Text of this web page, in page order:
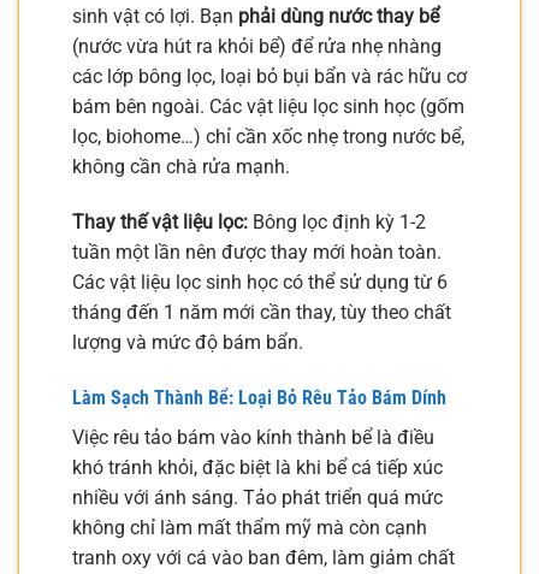
sinh vật có lợi. Bạn phải dùng nước thay bể
(nước vừa hút ra khỏi bể) để rửa nhẹ nhàng
các lớp bông lọc, loại bỏ bụi bẩn và rác hữu cơ
bám bên ngoài. Các vật liệu lọc sinh học (gốm
lọc, biohome…) chỉ cần xốc nhẹ trong nước bể,
không cần chà rửa mạnh.
Thay thế vật liệu lọc: Bông lọc định kỳ 1-2
tuần một lần nên được thay mới hoàn toàn.
Các vật liệu lọc sinh học có thể sử dụng từ 6
tháng đến 1 năm mới cần thay, tùy theo chất
lượng và mức độ bám bẩn.
Làm Sạch Thành Bể: Loại Bỏ Rêu Tảo Bám Dính
Việc rêu tảo bám vào kính thành bể là điều
khó tránh khỏi, đặc biệt là khi bể cá tiếp xúc
nhiều với ánh sáng. Tảo phát triển quá mức
không chỉ làm mất thẩm mỹ mà còn cạnh
tranh oxy với cá vào ban đêm, làm giảm chất